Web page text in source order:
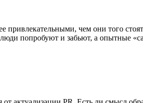
чем они того
попробуют и забьют, а опытные